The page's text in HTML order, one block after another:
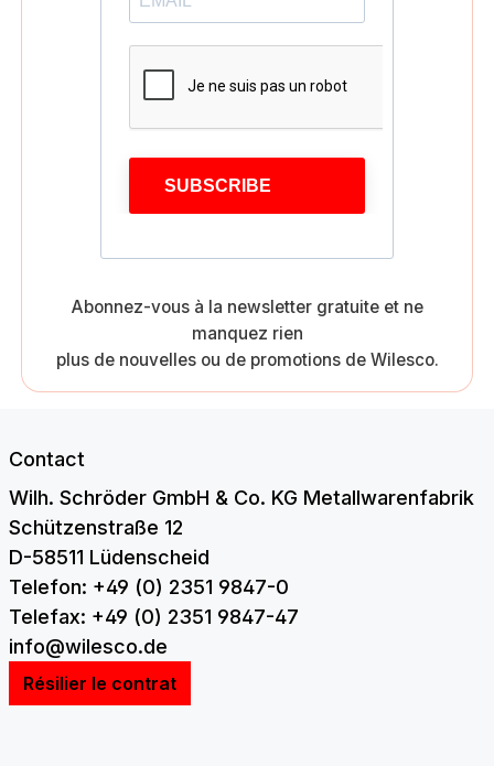
SUBSCRIBE
Abonnez-vous à la newsletter gratuite et ne
manquez rien
plus de nouvelles ou de promotions de Wilesco.
Contact
Wilh. Schröder GmbH & Co. KG Metallwarenfabrik
Schützenstraße 12
D-58511 Lüdenscheid
Telefon: +49 (0) 2351 9847-0
Telefax: +49 (0) 2351 9847-47
info@wilesco.de
Résilier le contrat